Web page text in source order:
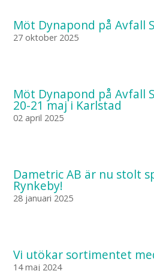
Möt Dynapond på Avfall
27 oktober 2025
Möt Dynapond på Avfall
20-21 maj i Karlstad
02 april 2025
Dametric AB är nu stolt
Rynkeby!
28 januari 2025
Vi utökar sortimentet
14 maj 2024